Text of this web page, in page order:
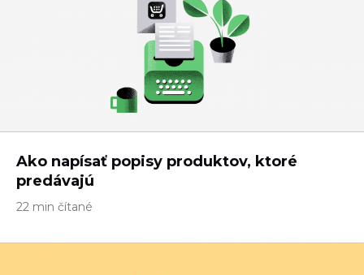
Ako napísať popisy produktov, ktoré
predávajú
22 min čítané